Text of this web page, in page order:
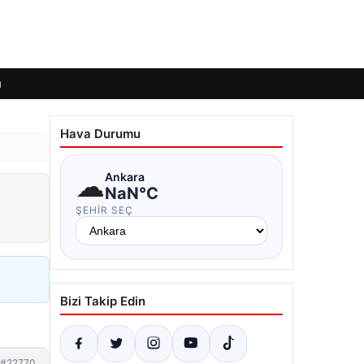
Hava Durumu
☁Ankara
NaN°C
ŞEHIR SEÇ
Bizi Takip Edin